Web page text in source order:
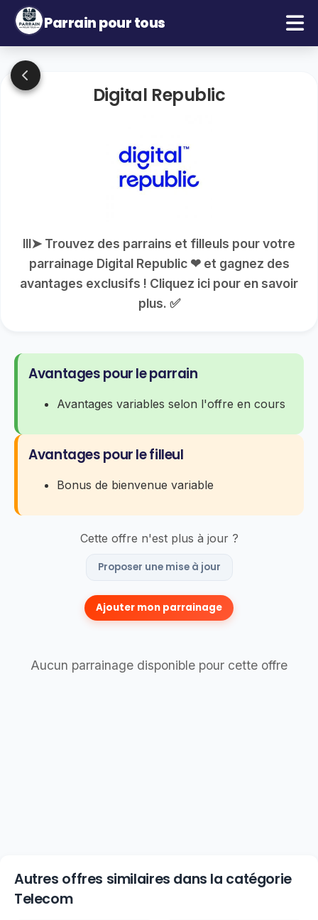
Parrain pour tous
Digital Republic
lll➤ Trouvez des parrains et filleuls pour votre
parrainage Digital Republic ❤ et gagnez des
avantages exclusifs ! Cliquez ici pour en savoir
plus. ✅
Avantages pour le parrain
Avantages variables selon l'offre en cours
Avantages pour le filleul
Bonus de bienvenue variable
Cette offre n'est plus à jour ?
Proposer une mise à jour
Ajouter mon parrainage
Aucun parrainage disponible pour cette offre
Autres offres similaires dans la catégorie
Telecom